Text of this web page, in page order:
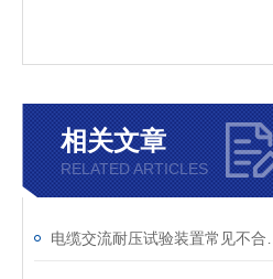
相关文章
RELATED ARTICLES